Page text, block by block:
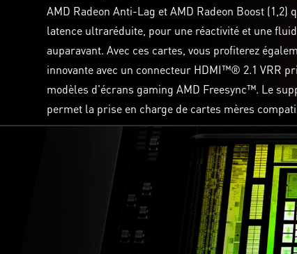
AMD Radeon Anti-Lag et AMD Radeon Boost (1,2)
latence ultraréduite, pour une réactivité et une
auparavant. Avec ces cartes, vous profiterez
innovante avec un connecteur HDMI™® 2.1 VRR
modèles d'écrans gaming AMD Freesync™. Le
permet la prise en charge de cartes mères